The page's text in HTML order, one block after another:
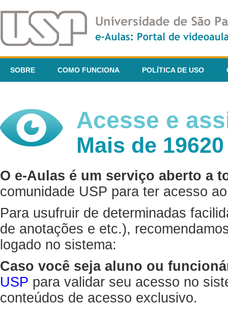
SOBRE COMO FUNCIONA POLÍTICA DE USO
Acesse e
Mais de
O e-Aulas é um serviço aberto a
comunidade USP para ter acesso
Para usufruir de determinadas
de anotações e etc.),
logado no sistema:
Caso você seja aluno ou
USP para validar seu acesso no
conteúdos de acesso exclusivo.